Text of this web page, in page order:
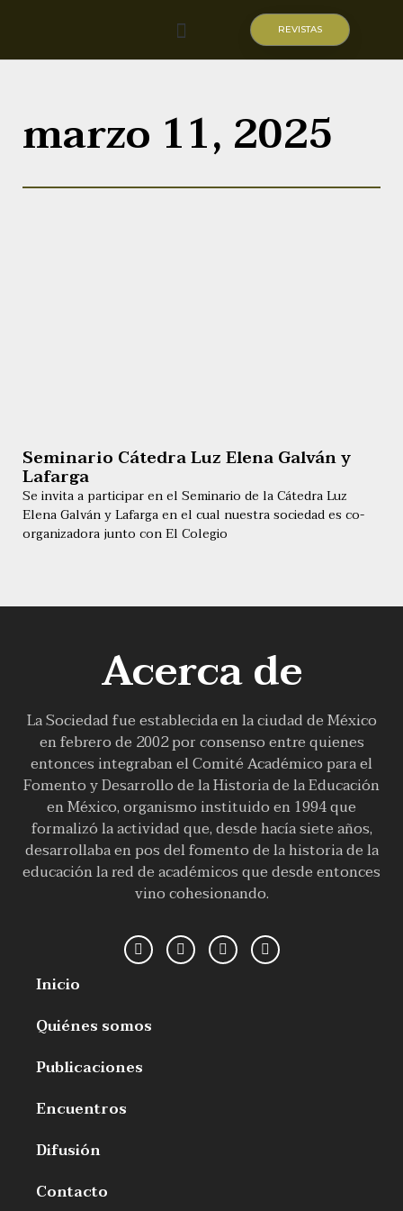
REVISTAS
marzo 11, 2025
Seminario Cátedra Luz Elena Galván y
Lafarga
Se invita a participar en el Seminario de la Cátedra Luz
Elena Galván y Lafarga en el cual nuestra sociedad es co-
organizadora junto con El Colegio
Acerca de
La Sociedad fue establecida en la ciudad de México
en febrero de 2002 por consenso entre quienes
entonces integraban el Comité Académico para el
Fomento y Desarrollo de la Historia de la Educación
en México, organismo instituido en 1994 que
formalizó la actividad que, desde hacía siete años,
desarrollaba en pos del fomento de la historia de la
educación la red de académicos que desde entonces
vino cohesionando.
Inicio
Quiénes somos
Publicaciones
Encuentros
Difusión
Contacto